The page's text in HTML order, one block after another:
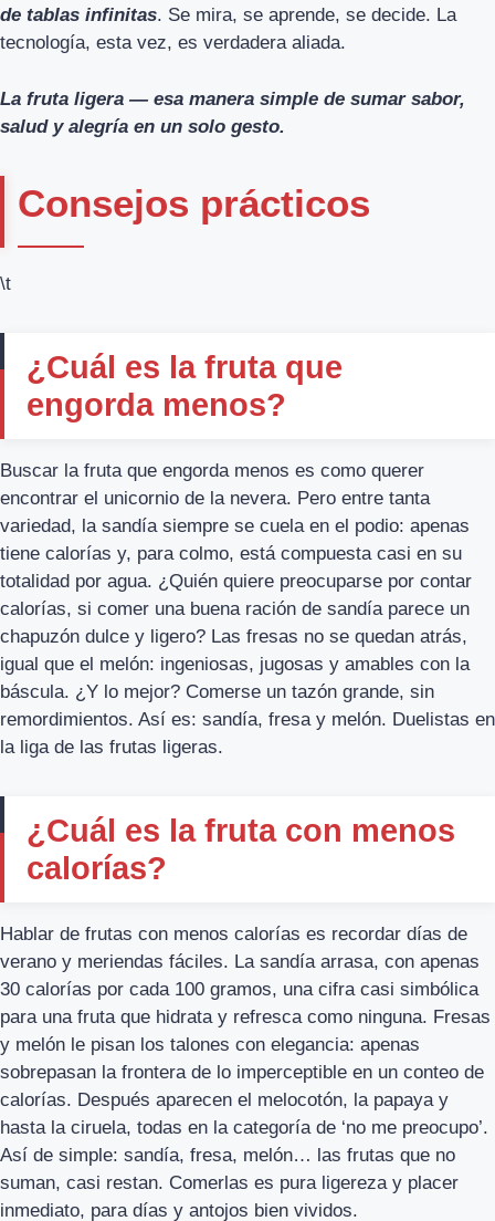
de tablas infinitas. Se mira, se aprende, se decide. La
tecnología, esta vez, es verdadera aliada.
La fruta ligera — esa manera simple de sumar sabor,
salud y alegría en un solo gesto.
Consejos prácticos
\t
¿Cuál es la fruta que
engorda menos?
Buscar la fruta que engorda menos es como querer
encontrar el unicornio de la nevera. Pero entre tanta
variedad, la sandía siempre se cuela en el podio: apenas
tiene calorías y, para colmo, está compuesta casi en su
totalidad por agua. ¿Quién quiere preocuparse por contar
calorías, si comer una buena ración de sandía parece un
chapuzón dulce y ligero? Las fresas no se quedan atrás,
igual que el melón: ingeniosas, jugosas y amables con la
báscula. ¿Y lo mejor? Comerse un tazón grande, sin
remordimientos. Así es: sandía, fresa y melón. Duelistas en
la liga de las frutas ligeras.
¿Cuál es la fruta con menos
calorías?
Hablar de frutas con menos calorías es recordar días de
verano y meriendas fáciles. La sandía arrasa, con apenas
30 calorías por cada 100 gramos, una cifra casi simbólica
para una fruta que hidrata y refresca como ninguna. Fresas
y melón le pisan los talones con elegancia: apenas
sobrepasan la frontera de lo imperceptible en un conteo de
calorías. Después aparecen el melocotón, la papaya y
hasta la ciruela, todas en la categoría de ‘no me preocupo’.
Así de simple: sandía, fresa, melón… las frutas que no
suman, casi restan. Comerlas es pura ligereza y placer
inmediato, para días y antojos bien vividos.